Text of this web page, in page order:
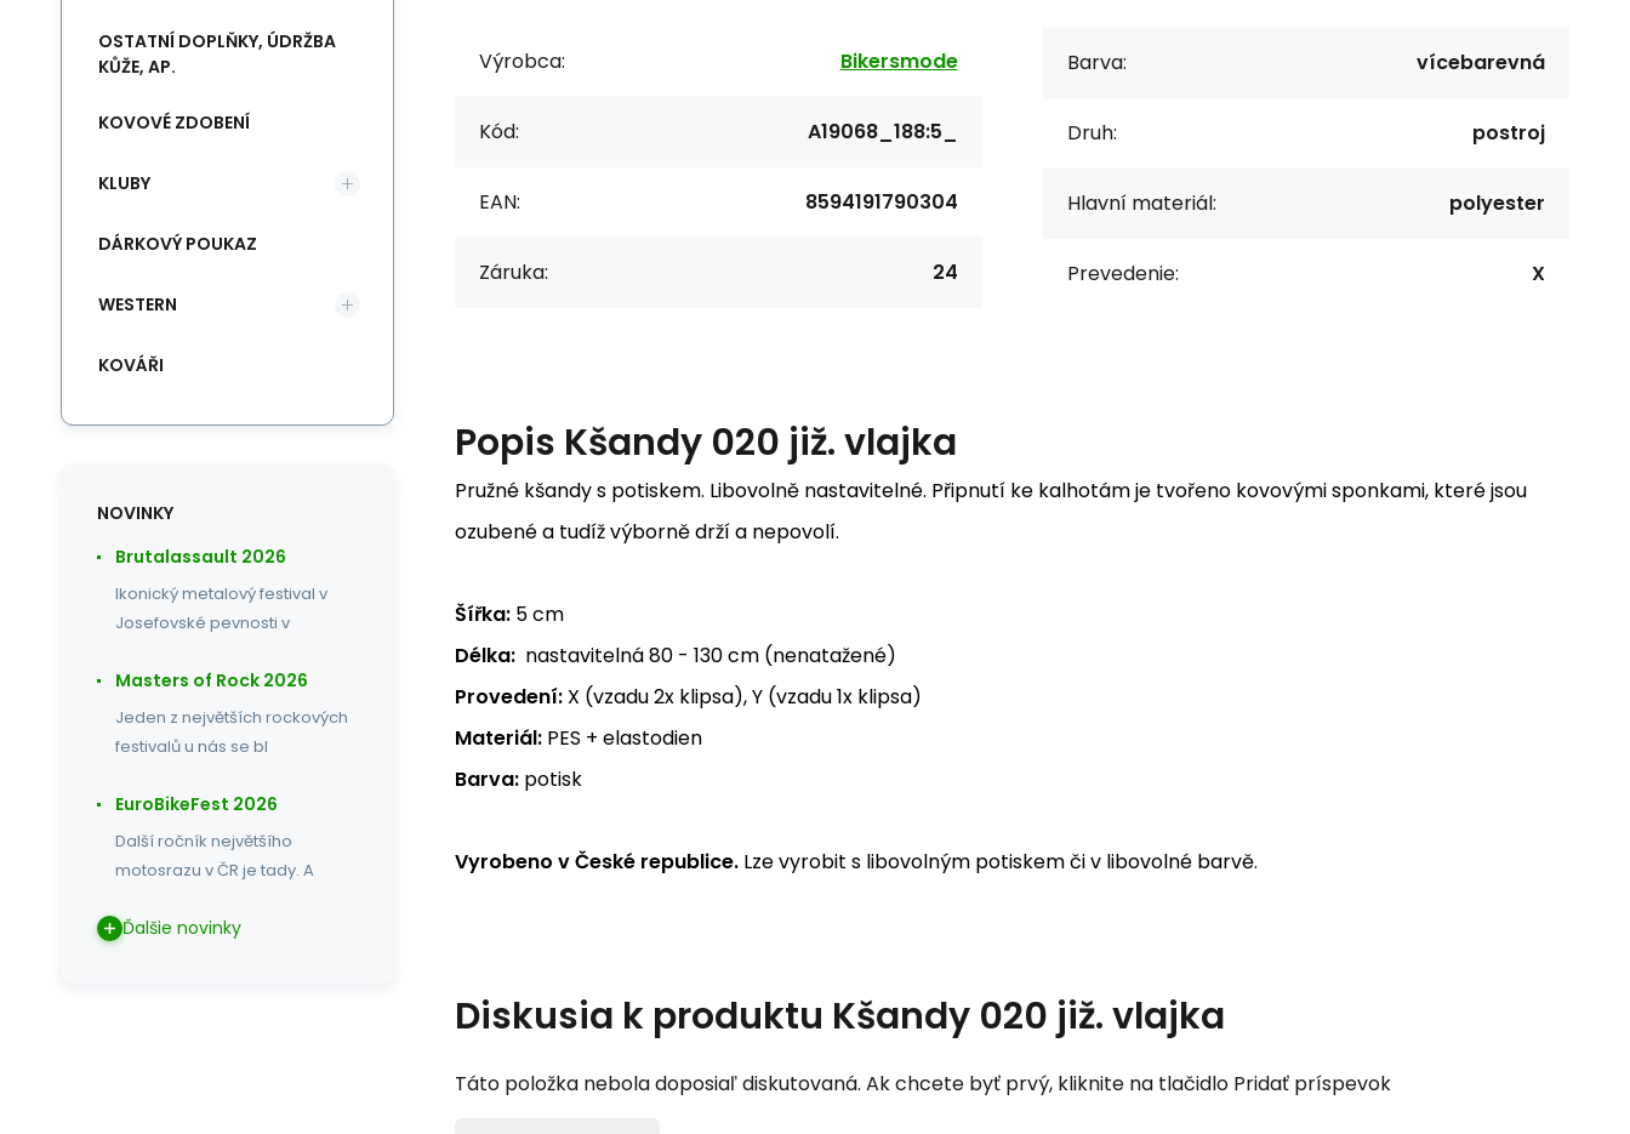
Výrobca: Bikersmode
Kód: A19068_188:5_
EAN: 8594191790304
Záruka: 24
Barva: vícebarevná
Druh: postroj
Hlavní materiál: polyester
Prevedenie: X
Popis Kšandy 020 již. vlajka
Pružné kšandy s potiskem. Libovolně nastavitelné. Připnutí ke kalhotám je tvořeno kovovými sponkami, které jsou
ozubené a tudíž výborně drží a nepovolí.
Šířka: 5 cm
Délka: nastavitelná 80 - 130 cm (nenatažené)
Provedení: X (vzadu 2x klipsa), Y (vzadu 1x klipsa)
Materiál: PES + elastodien
Barva: potisk
Vyrobeno v České republice. Lze vyrobit s libovolným potiskem či v libovolné barvě.
Diskusia k produktu Kšandy 020 již. vlajka
Táto položka nebola doposiaľ diskutovaná. Ak chcete byť prvý, kliknite na tlačidlo Pridať príspevok
OSTATNÍ DOPLŇKY, ÚDRŽBA
KŮŽE, AP.
KOVOVÉ ZDOBENÍ
KLUBY
DÁRKOVÝ POUKAZ
WESTERN
KOVÁŘI
NOVINKY
Brutalassault 2026
Ikonický metalový festival v
Josefovské pevnosti v
Masters of Rock 2026
Jeden z největších rockových
festivalů u nás se bl
EuroBikeFest 2026
Další ročník největšího
motosrazu v ČR je tady. A
Ďalšie novinky